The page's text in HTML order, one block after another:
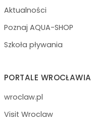
Aktualności
Poznaj AQUA-SHOP
Szkoła pływania
PORTALE WROCŁAWIA
wroclaw.pl
Visit Wroclaw